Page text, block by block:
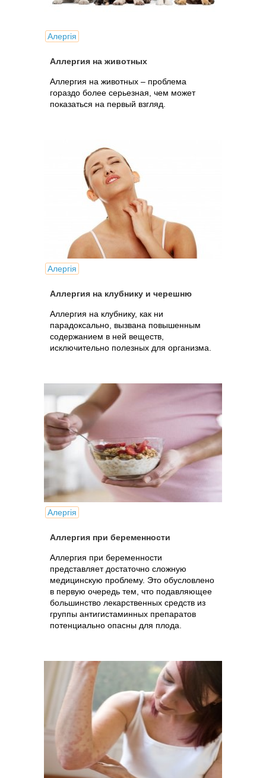
Алергія
Аллергия на животных
Аллергия на животных – проблема
гораздо более серьезная, чем может
показаться на первый взгляд.
Алергія
Аллергия на клубнику и черешню
Аллергия на клубнику, как ни
парадоксально, вызвана повышенным
содержанием в ней веществ,
исключительно полезных для организма.
Алергія
Аллергия при беременности
Аллергия при беременности
представляет достаточно сложную
медицинскую проблему. Это обусловлено
в первую очередь тем, что подавляющее
большинство лекарственных средств из
группы антигистаминных препаратов
потенциально опасны для плода.